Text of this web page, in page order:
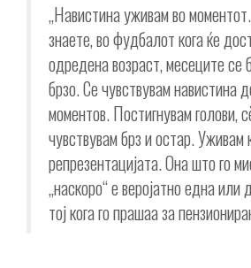
„Навистина уживам во
знаете, во фудбалот кога ќе
одредена возраст, месеците се
брзо. Се чувствувам навистина
моментов. Постигнувам голови,
чувствувам брз и остар. Уживам
репрезентацијата. Она што го
„наскоро“ е веројатно една или
тој кога го прашаа за